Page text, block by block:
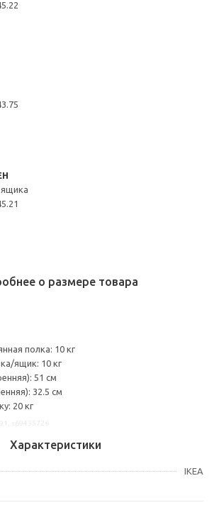
о размере товара
полка: 10 кг
ящик: 10 кг
51 см
32.5 см
20 кг
Характеристики
IKEA